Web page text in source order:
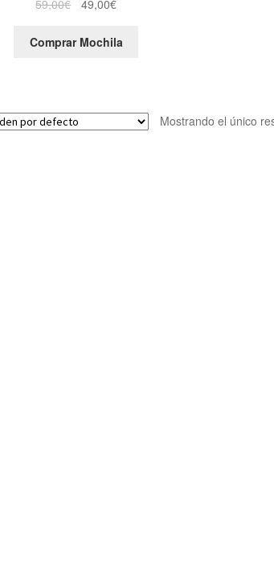
59,00€ 49,00€
Comprar Mochila
Mostrando el único